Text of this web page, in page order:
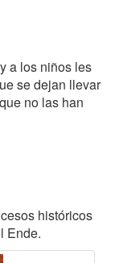
a los niños les
se dejan llevar
no las han
históricos
Ende.